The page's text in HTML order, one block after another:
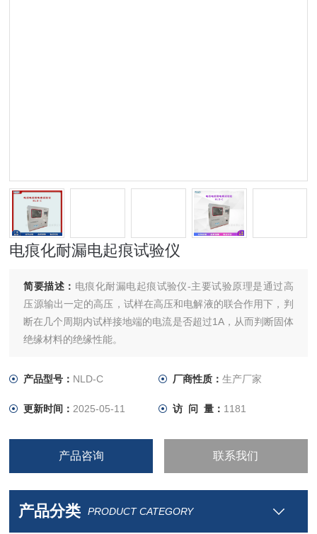
电痕化耐漏电起痕试验仪
简要描述： 电痕化耐漏电起痕试验仪-主要试验原理是通过高
压源输出一定的高压，试样在高压和电解液的联合作用下，判
断在几个周期内试样接地端的电流是否超过1A，从而判断固体
绝缘材料的绝缘性能。
产品型号： NLD-C 厂商性质： 生产厂家
更新时间： 2025-05-11 访 问 量： 1181
产品咨询 联系我们
产品分类 PRODUCT CATEGORY